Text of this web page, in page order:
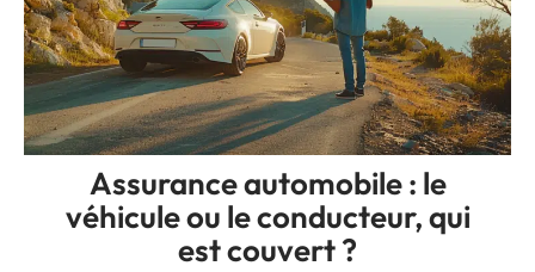
Assurance automobile : le
véhicule ou le conducteur, qui
est couvert ?